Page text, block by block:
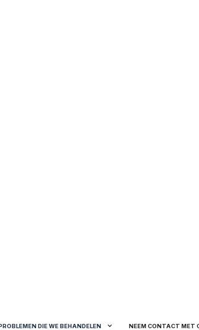
DIE WE BEHANDELEN NEEM CONTACT MET